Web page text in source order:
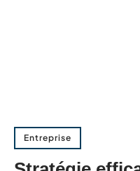
Entreprise